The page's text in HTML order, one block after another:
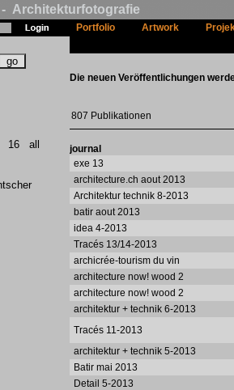
Architekturfotografie
16
all
Portfolio Artwork
Die neuen Veröffentlichungen
807 Publikationen
journal
exe 13
architecture.ch aout 2013
Architektur technik 8-2013
batir aout 2013
idea 4-2013
Tracés 13/14-2013
archicrée-tourism du vin
architecture now! wood 2
architecture now! wood 2
architektur + technik 6-2013
Tracés 11-2013
architektur + technik 5-2013
Batir mai 2013
Detail 5-2013